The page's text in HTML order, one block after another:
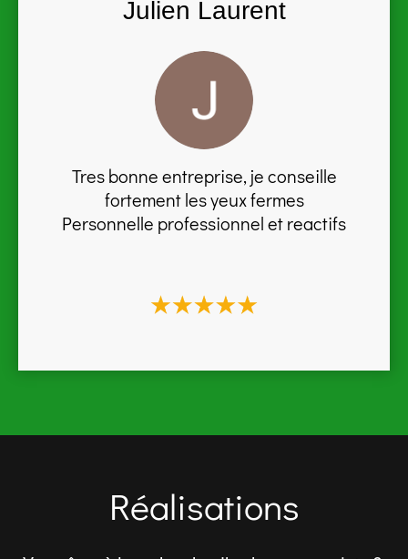
Julien Laurent
Tres bonne entreprise, je conseille
fortement les yeux fermes
Personnelle professionnel et reactifs
Réalisations